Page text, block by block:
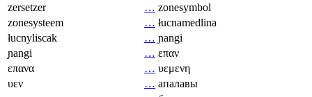
zersetzer
… zonesymbol
zonesysteem
… łucnamedlina
łucnyliscak
… ɲangi
ɲangi
… επαν
επανα
… υεμενη
υεν
… апалавы